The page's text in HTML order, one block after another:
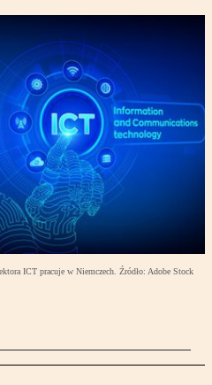
ICT pracuje w Niemczech. Źródło: Adobe Stock